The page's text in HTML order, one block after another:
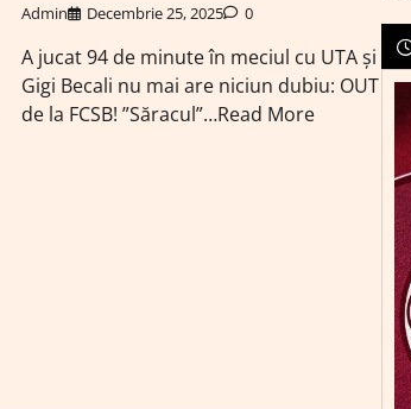
Admin Decembrie 25, 2025 0
A jucat 94 de minute în meciul cu UTA și
Gigi Becali nu mai are niciun dubiu: OUT
de la FCSB! ”Săracul”…Read More